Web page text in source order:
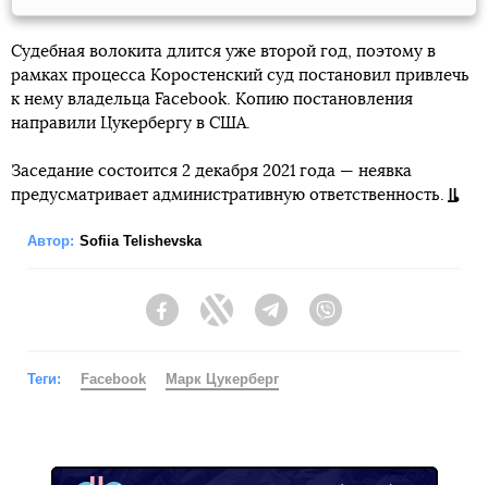
Судебная волокита длится уже второй год, поэтому в
рамках процесса Коростенский суд постановил привлечь
к нему владельца Facebook. Копию постановления
направили Цукербергу в США.
Заседание состоится 2 декабря 2021 года — неявка
предусматривает административную ответственность.
Автор: Sofiia Telishevska
FacebookTwitter Telegram
Теги: Facebook Марк Цукерберг